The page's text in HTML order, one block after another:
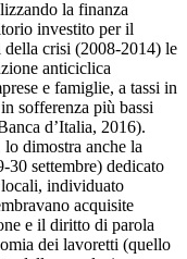
la finanza
investito per il
crisi (2008-2014) le
anticiclica
e famiglie, a tassi in
sofferenza più bassi
d’Italia, 2016).
dimostra anche la
settembre) dedicato
individuato
acquisite
e il diritto di parola
dei lavoretti (quello